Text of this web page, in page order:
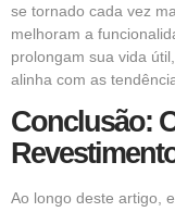
se tornado cada vez
melhoram a
prolongam sua vida
alinha com as
Conclusão:
Ao longo deste artigo,